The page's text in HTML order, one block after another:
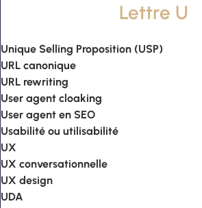
Lettre U
Unique Selling Proposition (USP)
URL canonique
URL rewriting
User agent cloaking
User agent en SEO
Usabilité ou utilisabilité
UX
UX conversationnelle
UX design
UDA